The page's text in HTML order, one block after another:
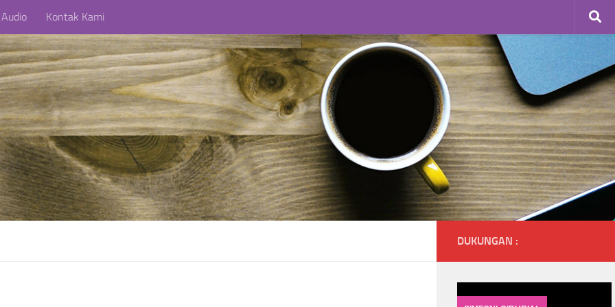
Kontak Kami
DUKUNGAN :